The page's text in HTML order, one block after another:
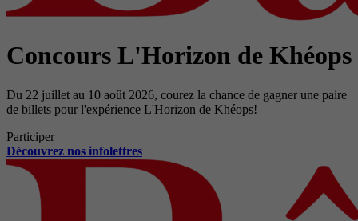
Concours L'Horizon de Khéops
Du 22 juillet au 10 août 2026, courez la chance de gagner une paire
de billets pour l'expérience L'Horizon de Khéops!
Participer
Découvrez nos infolettres